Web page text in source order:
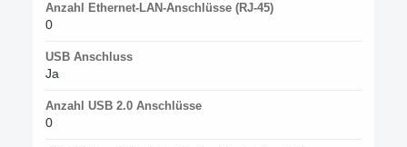
Anzahl Ethernet-LAN-Anschlüsse (RJ-45)
0
USB Anschluss
Ja
Anzahl USB 2.0 Anschlüsse
0